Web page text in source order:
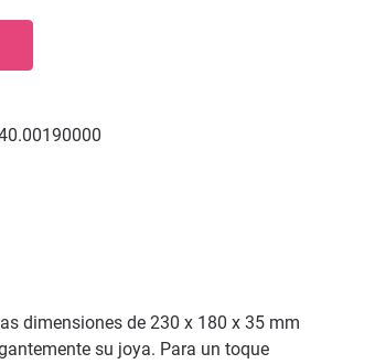
dimensiones de 230 x 180 x 35 mm
su joya. Para un toque